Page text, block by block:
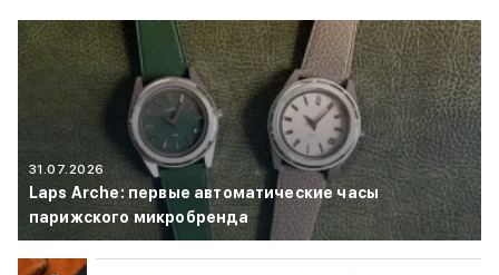
31.07.2026
Laps Arche: первые автоматические часы
парижского микробренда